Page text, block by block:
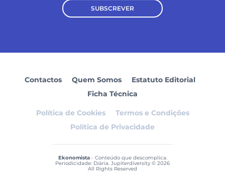
SUBSCREVER
Contactos Quem Somos
Estatuto Editorial
Ficha Técnica
Política de Cookies
Termos e Condições
Política de Privacidade
Ekonomista- Conteúdo que descomplica.
Periodicidade: Diária. Jupiterdiversity © 2026
All Rights Reserved